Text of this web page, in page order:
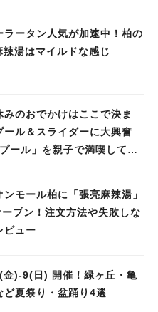
ラータン人気が加速中！柏の
湯はマイルドな感じ
みのおでかけはここで決ま
ール＆スライダーに大興奮
ール」を親子で満喫してき
ンモール柏に「張亮麻辣湯」
プン！注文方法や失敗しな
ビュー
金)‐9(日) 開催！緑ヶ丘・亀
ど夏祭り・盆踊り4選